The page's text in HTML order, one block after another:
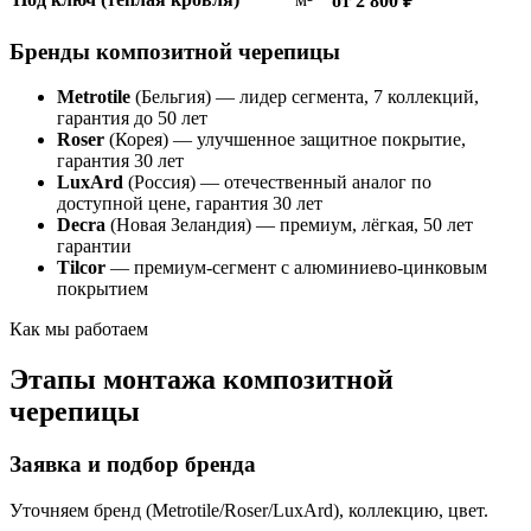
Бренды композитной черепицы
Metrotile (Бельгия) — лидер сегмента, 7 коллекций,
гарантия до 50 лет
Roser (Корея) — улучшенное защитное покрытие,
гарантия 30 лет
LuxArd (Россия) — отечественный аналог по
доступной цене, гарантия 30 лет
Decra (Новая Зеландия) — премиум, лёгкая, 50 лет
гарантии
Tilcor — премиум-сегмент с алюминиево-цинковым
покрытием
Как мы работаем
Этапы монтажа композитной
черепицы
Заявка и подбор бренда
Уточняем бренд (Metrotile/Roser/LuxArd), коллекцию, цвет.